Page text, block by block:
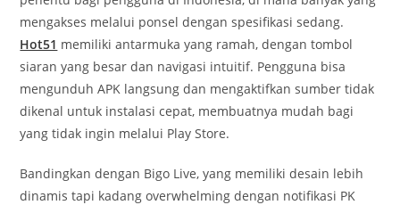
mengakses melalui ponsel dengan spesifikasi sedang.
Hot51 memiliki antarmuka yang ramah, dengan tombol
siaran yang besar dan navigasi intuitif. Pengguna bisa
mengunduh APK langsung dan mengaktifkan sumber tidak
dikenal untuk instalasi cepat, membuatnya mudah bagi
yang tidak ingin melalui Play Store.
Bandingkan dengan Bigo Live, yang memiliki desain lebih
dinamis tapi kadang overwhelming dengan notifikasi PK